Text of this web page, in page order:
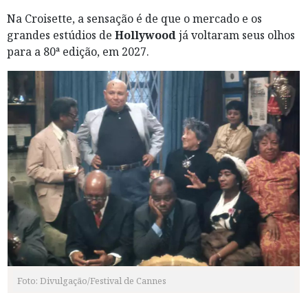
Na Croisette, a sensação é de que o mercado e os
grandes estúdios de Hollywoodjá voltaram seus olhos
para a 80ª edição, em 2027.
Foto: Divulgação/Festival de Cannes